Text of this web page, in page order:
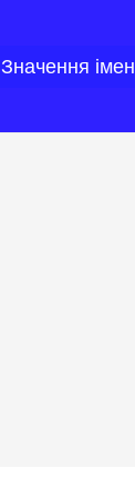
Значення імен